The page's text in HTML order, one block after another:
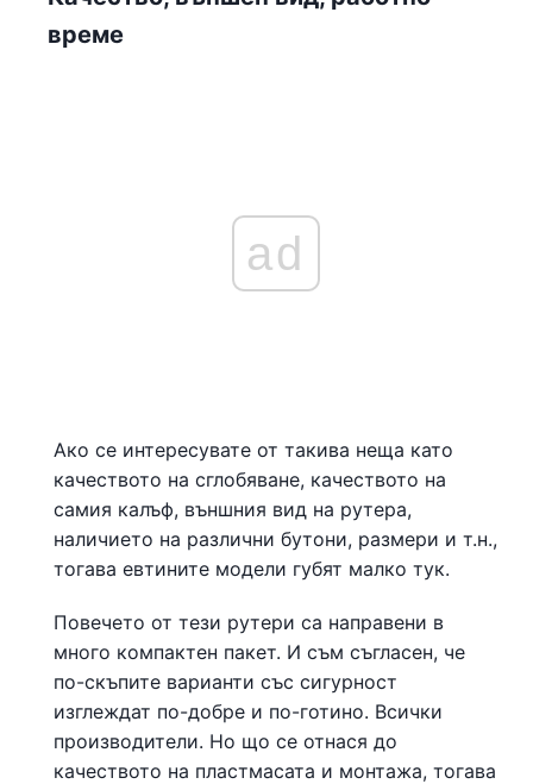
време
ad
Ако се интересувате от такива неща като
качеството на сглобяване, качеството на
самия калъф, външния вид на рутера,
наличието на различни бутони, размери и т.н.,
тогава евтините модели губят малко тук.
Повечето от тези рутери са направени в
много компактен пакет. И съм съгласен, че
по-скъпите варианти със сигурност
изглеждат по-добре и по-готино. Всички
производители. Но що се отнася до
качеството на пластмасата и монтажа, тогава